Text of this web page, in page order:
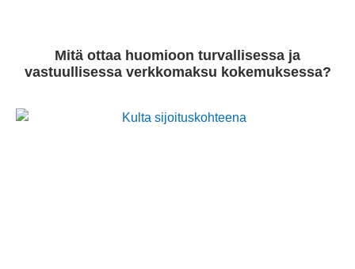
Mitä ottaa huomioon turvallisessa ja
vastuullisessa verkkomaksu kokemuksessa?